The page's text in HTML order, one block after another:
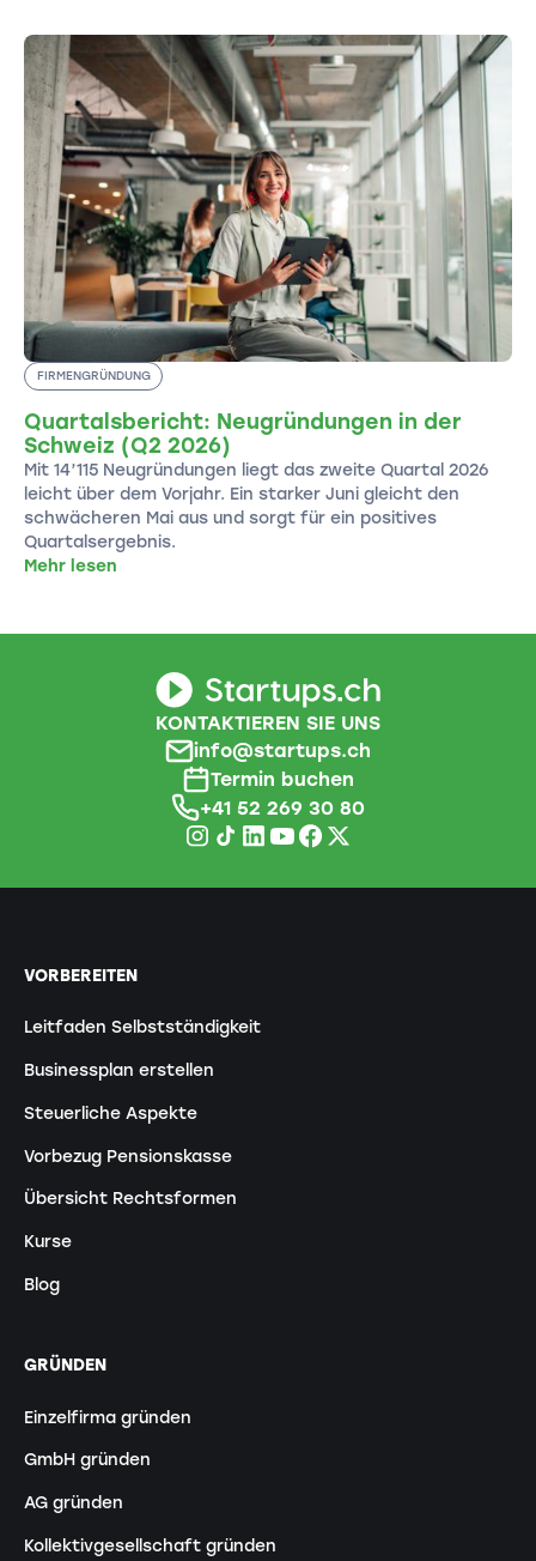
FIRMENGRÜNDUNG
Quartalsbericht: Neugründungen in der
Schweiz (Q2 2026)
Mit 14’115 Neugründungen liegt das zweite Quartal 2026
leicht über dem Vorjahr. Ein starker Juni gleicht den
schwächeren Mai aus und sorgt für ein positives
Quartalsergebnis.
Mehr lesen
KONTAKTIEREN SIE UNS
info@startups.ch
Termin buchen
+41 52 269 30 80
VORBEREITEN
Leitfaden Selbstständigkeit
Businessplan erstellen
Steuerliche Aspekte
Vorbezug Pensionskasse
Übersicht Rechtsformen
Kurse
Blog
GRÜNDEN
Einzelfirma gründen
GmbH gründen
AG gründen
Kollektivgesellschaft gründen